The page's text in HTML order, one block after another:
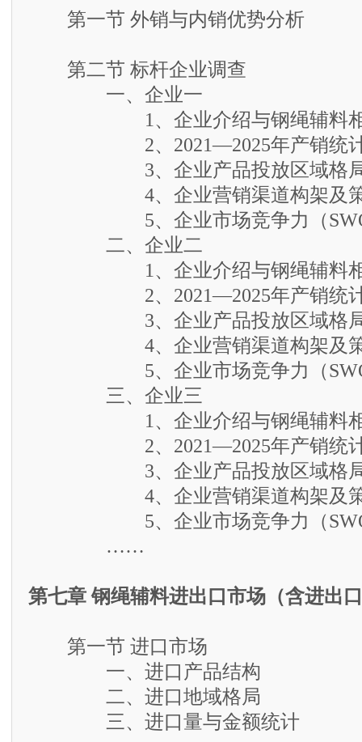
第一节 外销与内销优势分析
第二节 标杆企业调查
一、企业一
1、企业介绍与钢绳辅料相
2、2021—2025年产销统计
3、企业产品投放区域格
4、企业营销渠道构架及
5、企业市场竞争力（
二、企业二
1、企业介绍与钢绳辅料相
2、2021—2025年产销统计
3、企业产品投放区域格
4、企业营销渠道构架及
5、企业市场竞争力（
三、企业三
1、企业介绍与钢绳辅料相
2、2021—2025年产销统计
3、企业产品投放区域格
4、企业营销渠道构架及
5、企业市场竞争力（
……
第七章 钢绳辅料进出口市场（含进出
第一节 进口市场
一、进口产品结构
二、进口地域格局
三、进口量与金额统计